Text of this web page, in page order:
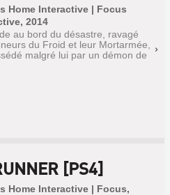
Home Interactive | Focus
2014
au bord du désastre, ravagé
du Froid et leur Mortarmée,
malgré lui par un démon de
[PS4]
Home Interactive | Focus,